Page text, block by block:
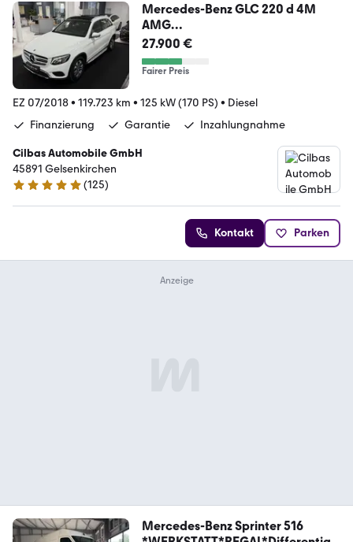
Mercedes-Benz GLC 220 d 4M
AMG
INT.*PANO*360*STHZ*TOTW*LED
*BUR
27.900 €
Fairer Preis
EZ 07/2018• 119.723 km • 125 kW (170 PS) • Diesel
Finanzierung
Garantie Inzahlungnahme
Cilbas Automobile GmbH
45891 Gelsenkirchen
4.8 Sterne
(125)
Kontakt Parken
Mercedes-Benz Sprinter 516